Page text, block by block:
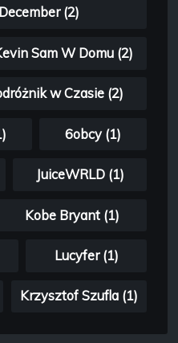
(2)
Sam W Domu (2)
w Czasie (2)
6obcy (1)
JuiceWRLD (1)
Kobe Bryant (1)
Lucyfer (1)
Krzysztof Szufla (1)